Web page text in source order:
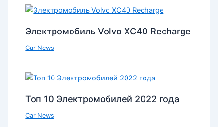
Электромобиль Volvo XC40 Recharge
Car News
Топ 10 Электромобилей 2022 года
Car News